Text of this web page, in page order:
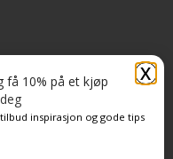
X
få 10% på et kjøp
inspirasjon og gode tips